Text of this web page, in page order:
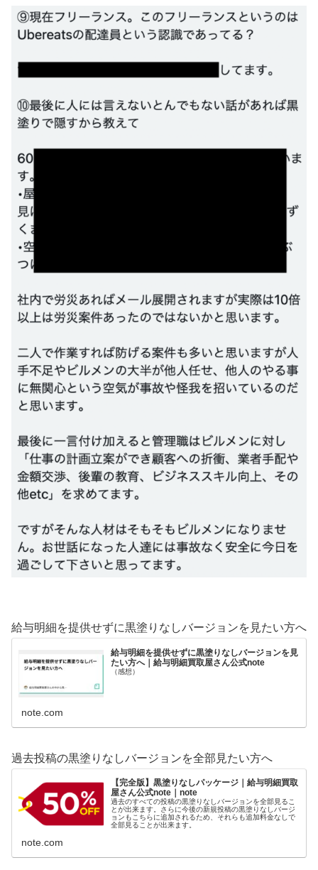
給与明細を提供せずに黒塗りなしバージョンを見たい方へ
給与明細を提供せずに黒塗りなしバージョンを見
たい方へ｜給与明細買取屋さん公式note
（感想）
note.com
過去投稿の黒塗りなしバージョンを全部見たい方へ
【完全版】黒塗りなしパッケージ｜給与明細買取
屋さん公式note｜note
過去のすべての投稿の黒塗りなしバージョンを全部見るこ
とが出来ます。さらに今後の新規投稿の黒塗りなしバージ
ョンもこちらに追加されるため、それらも追加料金なしで
全部見ることが出来ます。
note.com